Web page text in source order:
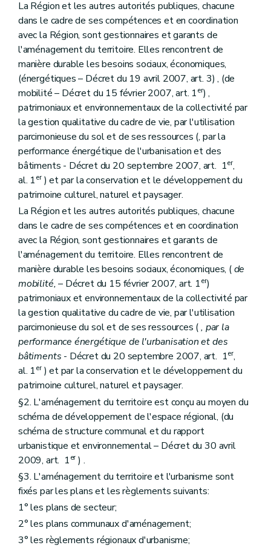
Art. 21
Section 2 Contenu
Art. 22
Art. 23
Section 3 (Destination et prescriptions générales des zones, tracés de réseaux d'infrastructures principales – Décret du 18 juillet 2002, art. 10)
Art. 24
Art. 25
Art. 26
Art. 27
Art. 28
Art. 29
Art. 30
Art. 30bis
Art. 31
Art. 31bis
Art. 32
Art. 33
Art. 34bis
Art. 35
Art. 36
Art. 37
Art. 38
Art. 39
Art. 39bis
Art. 40
Art. 41
Section 4 Procédure d'élaboration
Art. 42
Art. 42bis
Art. 43
Art. 44
Art. 45
Section 5 Procédure et prescriptions de révision
Art. 46
Chapitre III
Du plan communal d'aménagement
Section première Généralités
Art. 47
Section 2 Contenu
Art. 48
Art. 49
Section 3 Procédure d'élaboration
Art. 49bis
Art. 50
Art. 51
Art. 52
Section 4 Procédure de révision
La Région et les autres autorités publiques, chacune
dans le cadre de ses compétences et en coordination
avec la Région, sont gestionnaires et garants de
l'aménagement du territoire. Elles rencontrent de
manière durable les besoins sociaux, économiques,
(énergétiques – Décret du 19 avril 2007, art. 3) , (de
mobilité – Décret du 15 février 2007, art. 1er) ,
patrimoniaux et environnementaux de la collectivité par
la gestion qualitative du cadre de vie, par l'utilisation
parcimonieuse du sol et de ses ressources (, par la
performance énergétique de l'urbanisation et des
bâtiments - Décret du 20 septembre 2007, art. 1er,
al. 1er) et par la conservation et le développement du
patrimoine culturel, naturel et paysager.
La Région et les autres autorités publiques, chacune
dans le cadre de ses compétences et en coordination
avec la Région, sont gestionnaires et garants de
l'aménagement du territoire. Elles rencontrent de
manière durable les besoins sociaux, économiques, (de
mobilité,– Décret du 15 février 2007, art. 1er)
patrimoniaux et environnementaux de la collectivité par
la gestion qualitative du cadre de vie, par l'utilisation
parcimonieuse du sol et de ses ressources (, par la
performance énergétique de l'urbanisation et des
bâtiments - Décret du 20 septembre 2007, art. 1er,
al. 1er) et par la conservation et le développement du
patrimoine culturel, naturel et paysager.
§2. L'aménagement du territoire est conçu au moyen du
schéma de développement de l'espace régional, (du
schéma de structure communal et du rapport
urbanistique et environnemental – Décret du 30 avril
2009, art. 1er) .
§3. L'aménagement du territoire et l'urbanisme sont
fixés par les plans et les règlements suivants:
1° les plans de secteur;
2° les plans communaux d'aménagement;
3° les règlements régionaux d'urbanisme;